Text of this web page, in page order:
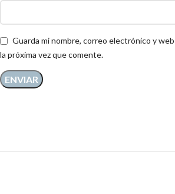
Guarda mi nombre, correo electrónico y
la próxima vez que comente.